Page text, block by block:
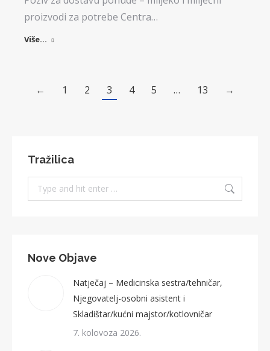
proizvodi za potrebe Centra…
Više...
← 1 2 3 4 5 … 13 →
Tražilica
Search:
Nove Objave
Natječaj – Medicinska sestra/tehničar,
Njegovatelj-osobni asistent i
Skladištar/kućni majstor/kotlovničar
7. kolovoza 2026.